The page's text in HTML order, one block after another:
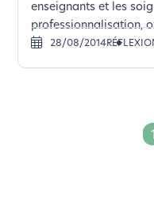
enseignants et les
professionnalisation,
28/08/2014
1